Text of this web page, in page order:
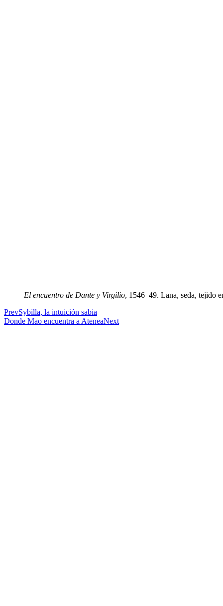
El encuentro de Dante y Virgilio, 1546–49. Lana, seda, tejido
PrevSybilla, la intuición sabia
Donde Mao encuentra a AteneaNext